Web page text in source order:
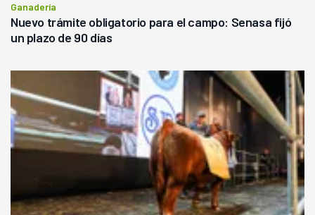
Ganadería
Nuevo trámite obligatorio para el campo: Senasa fijó
un plazo de 90 días